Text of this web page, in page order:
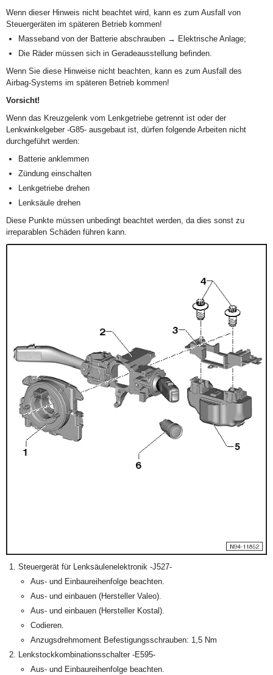
Wenn dieser Hinweis nicht beachtet wird, kann es zum Ausfall von
Steuergeräten im späteren Betrieb kommen!
Masseband von der Batterie abschrauben → Elektrische Anlage;
Die Räder müssen sich in Geradeausstellung befinden.
Wenn Sie diese Hinweise nicht beachten, kann es zum Ausfall des
Airbag-Systems im späteren Betrieb kommen!
Vorsicht!
Wenn das Kreuzgelenk vom Lenkgetriebe getrennt ist oder der
Lenkwinkelgeber -G85- ausgebaut ist, dürfen folgende Arbeiten nicht
durchgeführt werden:
Batterie anklemmen
Zündung einschalten
Lenkgetriebe drehen
Lenksäule drehen
Diese Punkte müssen unbedingt beachtet werden, da dies sonst zu
irreparablen Schäden führen kann.
Steuergerät für Lenksäulenelektronik -J527-
Aus- und Einbaureihenfolge beachten.
Aus- und einbauen (Hersteller Valeo).
Aus- und einbauen (Hersteller Kostal).
Codieren.
Anzugsdrehmoment Befestigungsschrauben: 1,5 Nm
Lenkstockkombinationsschalter -E595-
Aus- und Einbaureihenfolge beachten.